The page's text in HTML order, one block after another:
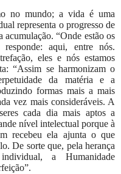
no mundo; a vida é uma
representa o progresso de
“Onde estão os
responde: aqui, entre nós.
eles e nós estamos
“Assim se harmonizam o
da matéria e a
formas mais a mais
vez mais consideráveis. A
cada dia mais aptos a
nível intelectual porque à
recebeu ela ajunta o que
De sorte que, pela herança
a Humanidade